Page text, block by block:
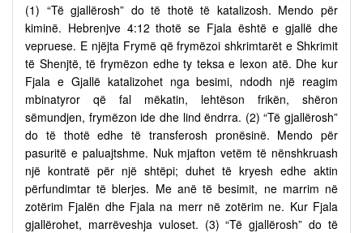
(1) “Të gjallërosh” do të thotë të katalizosh. Mendo për
kiminë. Hebrenjve 4:12 thotë se Fjala është e gjallë dhe
vepruese. E njëjta Frymë që frymëzoi shkrimtarët e Shkrimit
të Shenjtë, të frymëzon edhe ty teksa e lexon atë. Dhe kur
Fjala e Gjallë katalizohet nga besimi, ndodh një reagim
mbinatyror që fal mëkatin, lehtëson frikën, shëron
sëmundjen, frymëzon ide dhe lind ëndrra. (2) “Të gjallërosh”
do të thotë edhe të transferosh pronësinë. Mendo për
pasuritë e paluajtshme. Nuk mjafton vetëm të nënshkruash
një kontratë për një shtëpi; duhet të kryesh edhe aktin
përfundimtar të blerjes. Me anë të besimit, ne marrim në
zotërim Fjalën dhe Fjala na merr në zotërim ne. Kur Fjala
gjallërohet, marrëveshja vuloset. (3) “Të gjallërosh” do të